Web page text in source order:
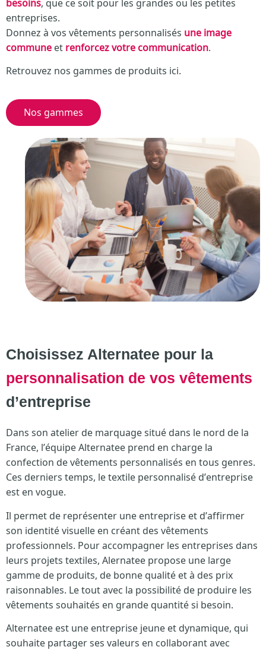
besoins, que ce soit pour les grandes ou les petites
entreprises.
Donnez à vos vêtements personnalisés une image
commune et renforcez votre communication.
Retrouvez nos gammes de produits ici.
Nos gammes
Choisissez Alternatee pour la
personnalisation de vos vêtements
d’entreprise
Dans son atelier de marquage situé dans le nord de la
France, l’équipe Alternatee prend en charge la
confection de vêtements personnalisés en tous genres.
Ces derniers temps, le textile personnalisé d’entreprise
est en vogue.
Il permet de représenter une entreprise et d’affirmer
son identité visuelle en créant des vêtements
professionnels. Pour accompagner les entreprises dans
leurs projets textiles, Alernatee propose une large
gamme de produits, de bonne qualité et à des prix
raisonnables. Le tout avec la possibilité de produire les
vêtements souhaités en grande quantité si besoin.
Alternatee est une entreprise jeune et dynamique, qui
souhaite partager ses valeurs en collaborant avec